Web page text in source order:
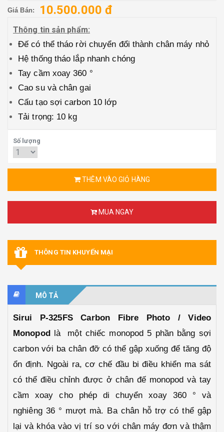
Giá Bán: 10.500.000 đ
Thông tin sản phẩm:
Đế có thể tháo rời chuyển đổi thành chân máy nhỏ
Hệ thống tháo lắp nhanh chóng
Tay cầm xoay 360 °
Cao su và chân gai
Cấu tạo sợi carbon 10 lớp
Tải trọng: 10 kg
Số lượng
THÊM VÀO GIỎ HÀNG
MUA NGAY
THÔNG TIN KHUYẾN MẠI
MÔ TẢ
Sirui P-325FS Carbon Fibre Photo / Video
Monopodlà
một chiếc monopod 5 phần bằng sợi
carbon với ba chân đỡ có thể gập xuống để tăng độ
ổn định. Ngoài ra, cơ chế đầu bi điều khiển ma sát
có thể điều chỉnh được ở chân đế monopod và tay
cầm xoay cho phép di chuyển xoay 360 ° và
nghiêng 36 ° mượt mà. Ba chân hỗ trợ có thể gập
lại và khóa vào vị trí so với chân máy đơn và thậm